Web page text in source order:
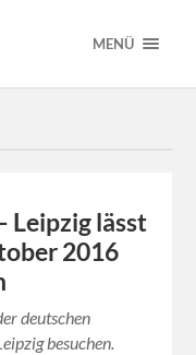
MENÜ
Leipzig lässt
2016
deutschen
besuchen.